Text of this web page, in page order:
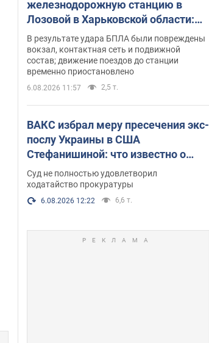
железнодорожную станцию в
Лозовой в Харьковской области:
есть погибшие и раненые
В результате удара БПЛА были повреждены
вокзал, контактная сеть и подвижной
состав; движение поездов до станции
временно приостановлено
6.08.2026 11:57 2,5 т.
ВАКС избрал меру пресечения экс-
послу Украины в США
Стефанишиной: что известно о
деле
Суд не полностью удовлетворил
ходатайство прокуратуры
6.08.2026 12:22 6,6 т.